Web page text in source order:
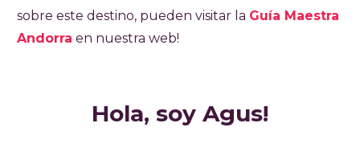
sobre este destino, pueden visitar la Guía Maestra
Andorra en nuestra web!
Hola, soy Agus!